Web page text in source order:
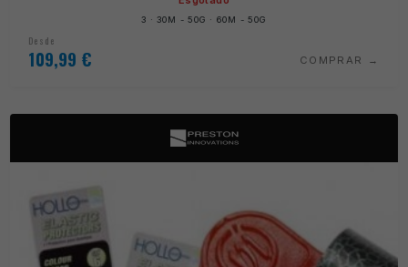
3 · 30M - 50G · 60M - 50G
Desde
109,99 € COMPRAR